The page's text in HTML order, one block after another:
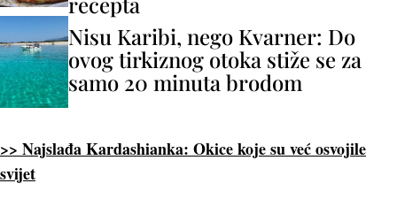
Nisu Karibi, nego Kvarner: Do
ovog tirkiznog otoka stiže se za
samo 20 minuta brodom
>> Najslađa Kardashianka: Okice koje su već osvojile
svijet